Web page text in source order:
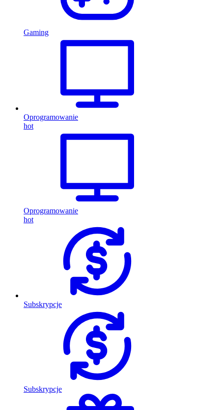
Gaming
Oprogramowanie
hot
Oprogramowanie
hot
Subskrypcje
Subskrypcje